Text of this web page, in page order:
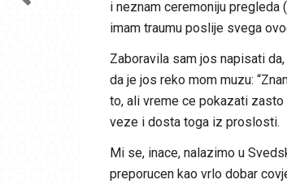
i neznam ceremoniju pregleda
imam traumu poslije svega
Zaboravila sam jos napisati
da je jos reko mom muzu:
to, ali vreme ce pokazati zasto
veze i dosta toga iz proslosti.
Mi se, inace, nalazimo u
preporucen kao vrlo dobar